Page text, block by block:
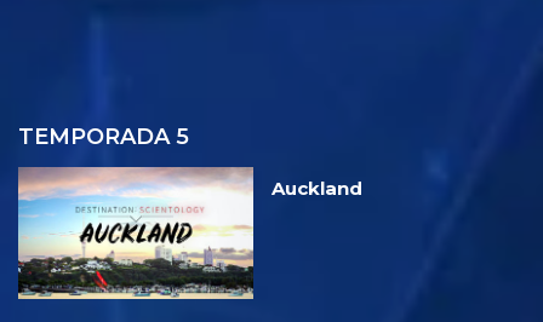
TEMPORADA 5
Auckland